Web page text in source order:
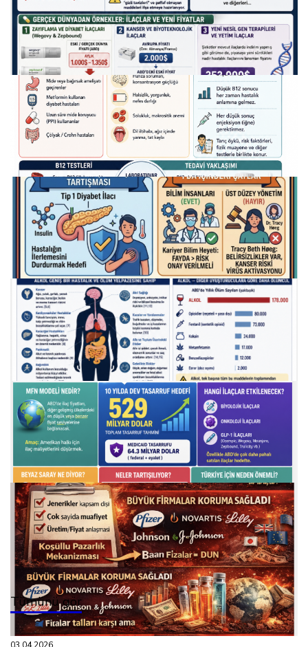
16.06.2026
d vi̇tami̇ni̇???
29.05.2026
oluyor!
28.05.2026
b12 vi̇tami̇ni̇?
13.05.2026
sanofi, hızlı onay programından çekiliyor!
13.05.2026
alkol öldürüyor!
11.05.2026
abd de yeni̇ i̇laç fi̇yatlandirma
Tümünü gör